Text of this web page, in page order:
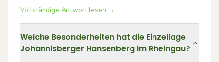
Vollständige Antwort lesen →
Welche Besonderheiten hat die Einzellage
Johannisberger Hansenberg im Rheingau?